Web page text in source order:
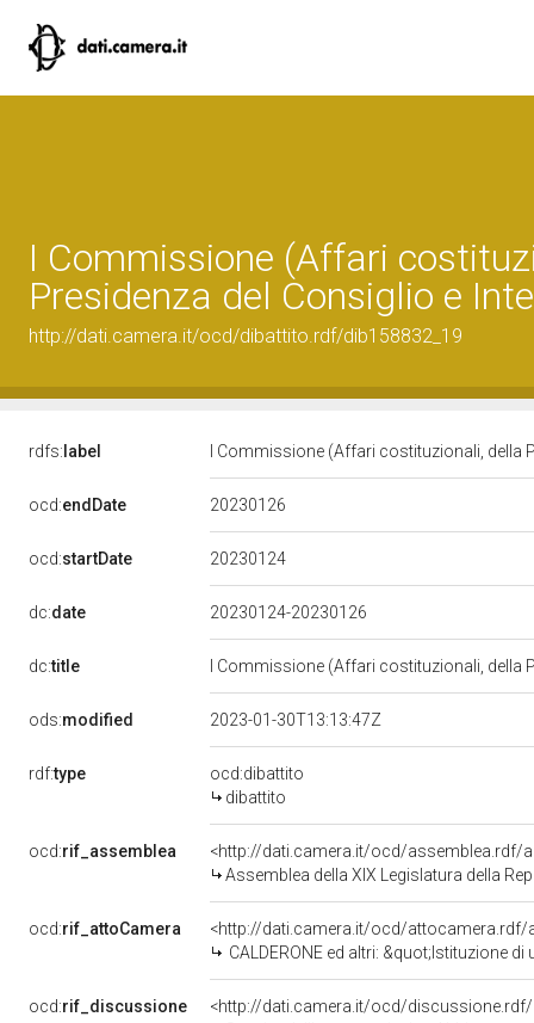
I Commissione (Affari
Presidenza del Consiglio e
http://dati.camera.it/ocd/dibattito.rdf/dib158832_19
rdfs: label I Commissione (Affari costituzionali, della
ocd:endDate 20230126
ocd:startDate 20230124
dc:date 20230124-20230126
dc:title I Commissione (Affari costituzionali, della
ods:modified 2023-01-30T13:13:47Z
rdf:type
ocd:dibattito
dibattito
ocd:rif_assemblea
<http://dati.camera.it/ocd/assemblea.rdf/
Assemblea della XIX Legislatura della
ocd:rif_attoCamera
<http://dati.camera.it/ocd/attocamera.rdf/
CALDERONE ed altri: &quot;Istituzione di una Commissione
ocd:rif_discussione
<http://dati.camera.it/ocd/discussione.rdf/